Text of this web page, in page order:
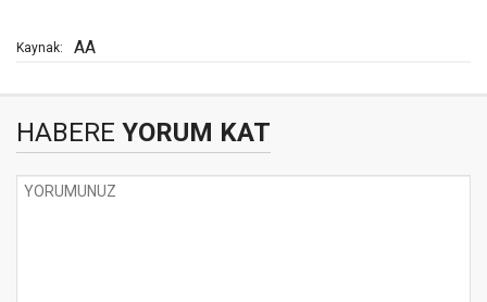
Kaynak: AA
HABERE YORUM KAT